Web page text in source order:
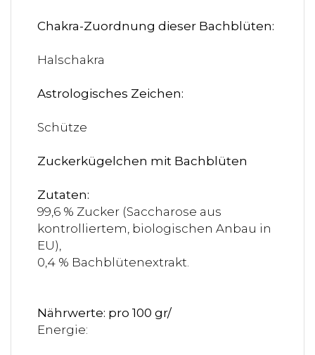
Chakra-Zuordnung dieser Bachblüten:
Halschakra
Astrologisches Zeichen:
Schütze
Zuckerkügelchen mit Bachblüten
Zutaten:
99,6 % Zucker (Saccharose aus
kontrolliertem, biologischen Anbau in
EU),
0,4 % Bachblütenextrakt.
Nährwerte: pro 100 gr/
Energie: